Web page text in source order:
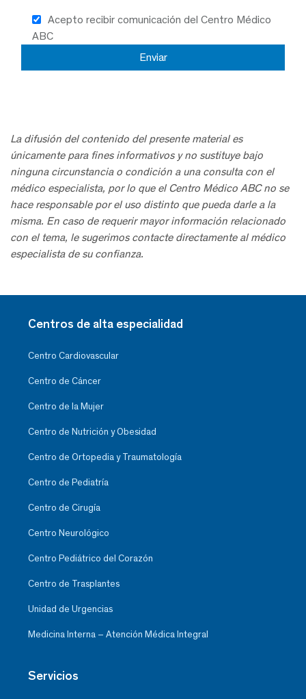
Acepto recibir comunicación del Centro Médico
ABC
La difusión del contenido del presente material es
únicamente para fines informativos y no sustituye bajo
ninguna circunstancia o condición a una consulta con el
médico especialista, por lo que el Centro Médico ABC no se
hace responsable por el uso distinto que pueda darle a la
misma. En caso de requerir mayor información relacionado
con el tema, le sugerimos contacte directamente al médico
especialista de su confianza.
Centros de alta especialidad
Centro Cardiovascular
Centro de Cáncer
Centro de la Mujer
Centro de Nutrición y Obesidad
Centro de Ortopedia y Traumatología
Centro de Pediatría
Centro de Cirugía
Centro Neurológico
Centro Pediátrico del Corazón
Centro de Trasplantes
Unidad de Urgencias
Medicina Interna – Atención Médica Integral
Servicios